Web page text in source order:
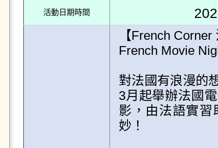
活動日期時間
【French
French Movie
對法國有浪漫的
3月起舉辦法國
影，由法語實習
妙！